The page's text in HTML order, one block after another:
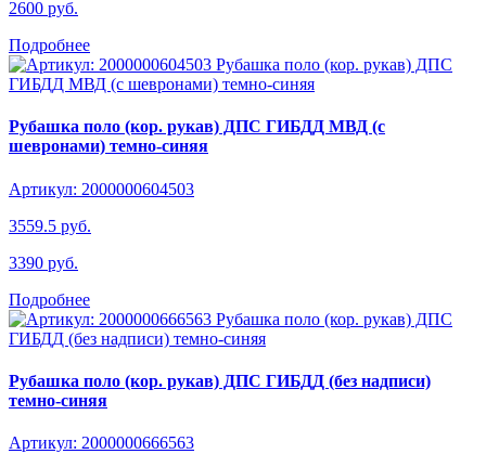
2600 руб.
Подробнее
Рубашка поло (кор. рукав) ДПС ГИБДД МВД (с
шевронами) темно-синяя
Артикул: 2000000604503
3559.5 руб.
3390 руб.
Подробнее
Рубашка поло (кор. рукав) ДПС ГИБДД (без надписи)
темно-синяя
Артикул: 2000000666563